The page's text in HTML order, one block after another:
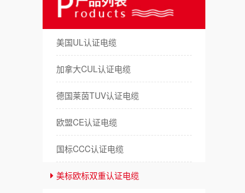
美国UL认证电缆
加拿大CUL认证电缆
德国莱茵TUV认证电缆
欧盟CE认证电缆
国标CCC认证电缆
美标欧标双重认证电缆